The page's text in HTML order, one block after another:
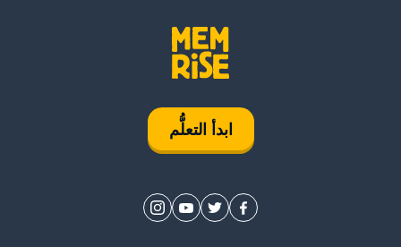
ابدأ التعلُّم